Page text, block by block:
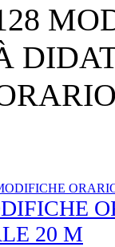
20 M